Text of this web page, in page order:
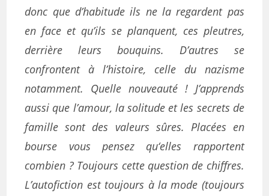
donc que d’habitude ils ne la regardent pas
en face et qu’ils se planquent, ces pleutres,
derrière leurs bouquins. D’autres se
confrontent à l’histoire, celle du nazisme
notamment. Quelle nouveauté ! J’apprends
aussi que l’amour, la solitude et les secrets de
famille sont des valeurs sûres. Placées en
bourse vous pensez qu‘elles rapportent
combien ? Toujours cette question de chiffres.
L’autofiction est toujours à la mode (toujours